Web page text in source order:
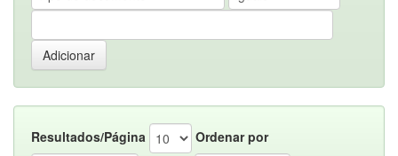
Resultados/Página
Ordenar por